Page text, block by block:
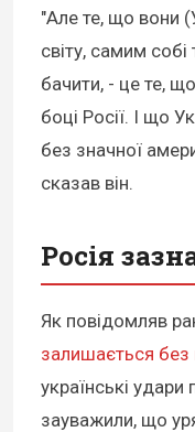
"Але те, що вони
світу, самим собі
бачити, - це те,
боці Росії. І що
без значної
сказав він.
Росія
Як повідомляв
залишається без
українські
зауважили, що